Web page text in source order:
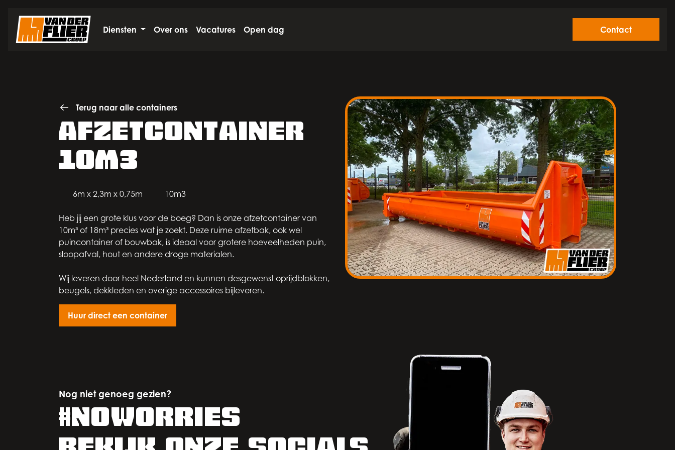
Diensten Over ons Vacatures Open dag Contact
Terug naar alle containers
afzetcontainer
10m3
6m x 2,3m x 0,75m 10m3
Heb jij een grote klus voor de boeg? Dan is onze afzetcontainer van
10m³ of 18m³ precies wat je zoekt. Deze ruime afzetbak, ook wel
puincontainer of bouwbak, is ideaal voor grotere hoeveelheden puin,
sloopafval, hout en andere droge materialen.
Wij leveren door heel Nederland en kunnen desgewenst oprijdblokken,
beugels, dekkleden en overige accessoires bijleveren.
Huur direct een container
Nog niet genoeg gezien?
#NOWORRIES